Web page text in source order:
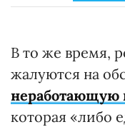
В то же время,
жалуются на
неработающую
которая «либо